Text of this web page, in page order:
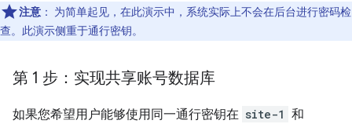
注意 ： 为简单起见，在此演示中，系统实际上不会在后台进行密码检
查。此演示侧重于通行密钥。
第 1 步：实现共享账号数据库
如果您希望用户能够使用同一通行密钥在 site-1 和